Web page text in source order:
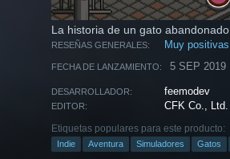
La historia de un gato abandonado
RESEÑAS GENERALES: Muy positivas
FECHA DE LANZAMIENTO: 5 SEP 2019
DESARROLLADOR: feemodev
EDITOR: CFK Co., Ltd.
Etiquetas populares para este producto:
Indie Aventura Simuladores Gatos